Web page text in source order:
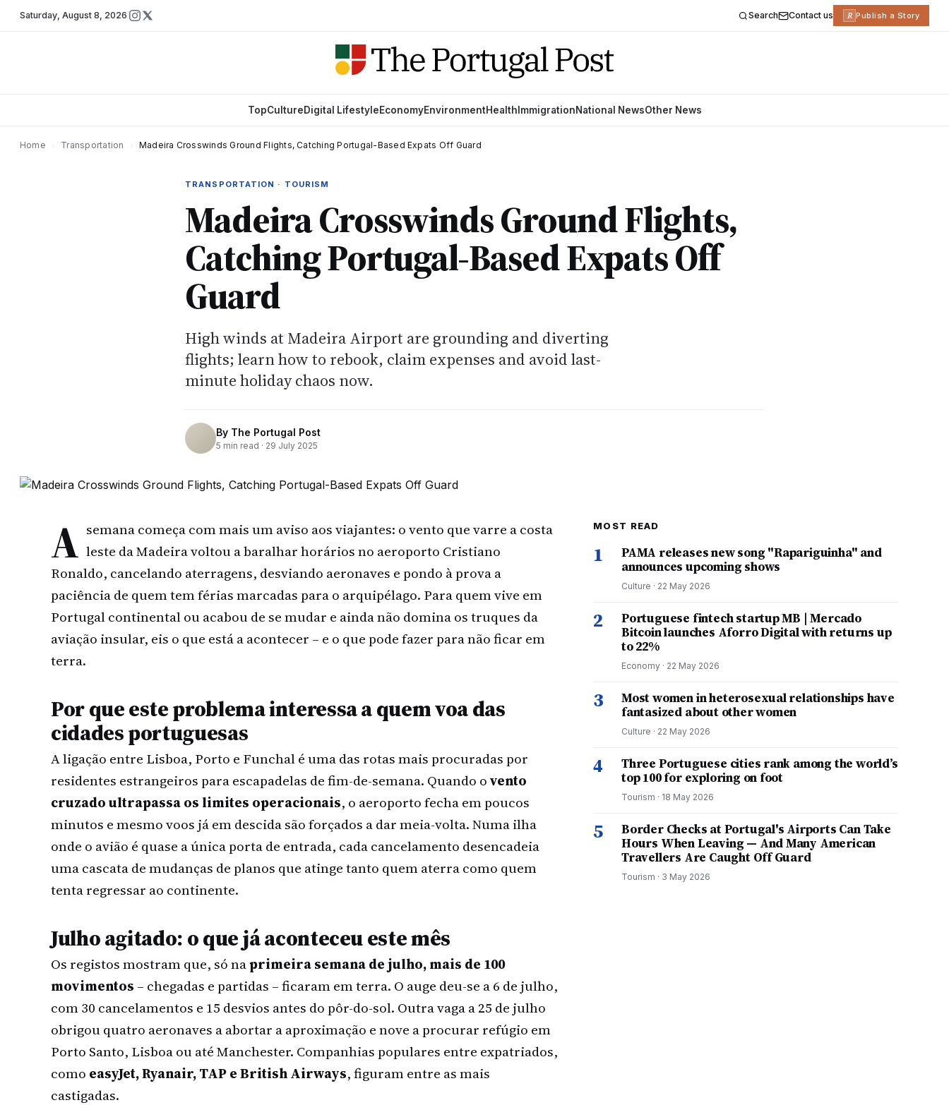
Saturday, August 8, 2026 Search Contact us R Publish a Story
TopCultureDigital LifestyleEconomyEnvironmentHealth ImmigrationNational NewsOther News
Home Transportation Madeira Crosswinds Ground Flights, Catching Portugal-Based Expats Off Guard
TRANSPORTATION · TOURISM
Madeira Crosswinds Ground Flights,
Catching Portugal-Based Expats Off
Guard
High winds at Madeira Airport are grounding and diverting
flights; learn how to rebook, claim expenses and avoid last-
minute holiday chaos now.
By The Portugal Post
5 min read · 29 July 2025
A semana começa com mais um aviso aos viajantes: o vento que varre a costa
leste da Madeira voltou a baralhar horários no aeroporto Cristiano
Ronaldo, cancelando aterragens, desviando aeronaves e pondo à prova a
paciência de quem tem férias marcadas para o arquipélago. Para quem vive em
Portugal continental ou acabou de se mudar e ainda não domina os truques da
aviação insular, eis o que está a acontecer – e o que pode fazer para não ficar em
terra.
Por que este problema interessa a quem voa das
cidades portuguesas
A ligação entre Lisboa, Porto e Funchal é uma das rotas mais procuradas por
residentes estrangeiros para escapadelas de fim-de-semana. Quando ovento
cruzado ultrapassa os limites operacionais, o aeroporto fecha em poucos
minutos e mesmo voos já em descida são forçados a dar meia-volta. Numa ilha
onde o avião é quase a única porta de entrada, cada cancelamento desencadeia
uma cascata de mudanças de planos que atinge tanto quem aterra como quem
tenta regressar ao continente.
Julho agitado: o que já aconteceu este mês
Os registos mostram que, só naprimeira semana de julho, mais de 100
movimentos – chegadas e partidas – ficaram em terra. O auge deu-se a 6 de julho,
com 30 cancelamentos e 15 desvios antes do pôr-do-sol. Outra vaga a 25 de julho
obrigou quatro aeronaves a abortar a aproximação e nove a procurar refúgio em
Porto Santo, Lisboa ou até Manchester. Companhias populares entre expatriados,
como easyJet, Ryanair, TAP e British Airways, figuram entre as mais
castigadas.
MOST READ
1
PAMA releases new song "Rapariguinha" and
announces upcoming shows
Culture · 22 May 2026
2
Portuguese fintech startup MB | Mercado
Bitcoin launches Aforro Digital with returns up
to 22%
Economy · 22 May 2026
3
Most women in heterosexual relationships have
fantasized about other women
Culture · 22 May 2026
4
Three Portuguese cities rank among the world’s
top 100 for exploring on foot
Tourism · 18 May 2026
5
Border Checks at Portugal's Airports Can Take
Hours When Leaving — And Many American
Travellers Are Caught Off Guard
Tourism · 3 May 2026